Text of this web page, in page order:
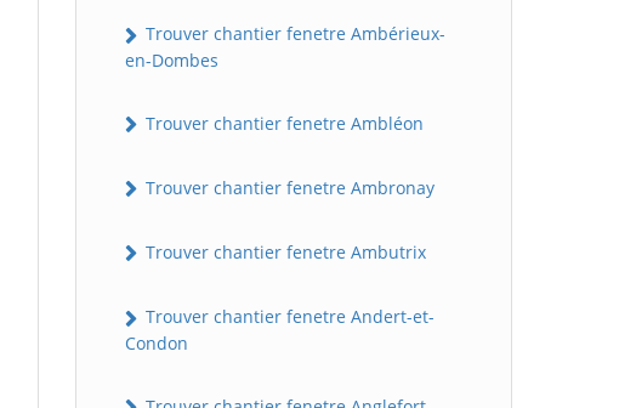
Trouver chantier fenetre Ambérieux-
en-Dombes
Trouver chantier fenetre Ambléon
Trouver chantier fenetre Ambronay
Trouver chantier fenetre Ambutrix
Trouver chantier fenetre Andert-et-
Condon